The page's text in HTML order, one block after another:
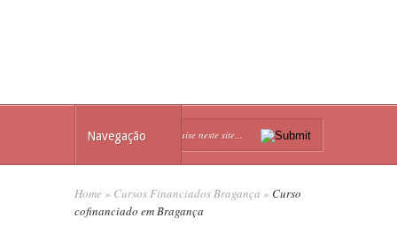
Navegação
Home » Cursos Financiados Bragança » Curso
cofinanciado em Bragança